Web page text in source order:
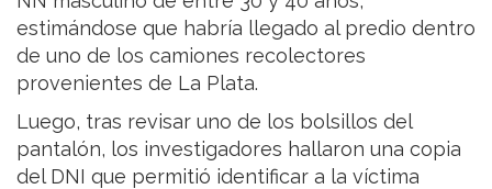
estimándose que habría llegado al predio dentro
de uno de los camiones recolectores
provenientes de La Plata.
Luego, tras revisar uno de los bolsillos del
pantalón, los investigadores hallaron una copia
del DNI que permitió identificar a la víctima